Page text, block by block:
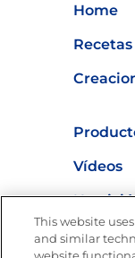
Home
Recetas
Vídeos
This website
and similar